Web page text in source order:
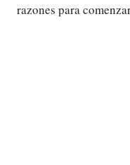
razones para